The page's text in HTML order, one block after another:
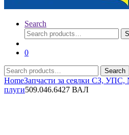
Search
Search
for:
0
Search
for:
Search
HomeЗапчасти за сеялки СЗ, УПС,
плуги509.046.6427 ВАЛ